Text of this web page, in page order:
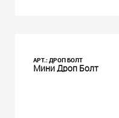
АРТ.: ДРОП БОЛТ
Мини Дроп Болт